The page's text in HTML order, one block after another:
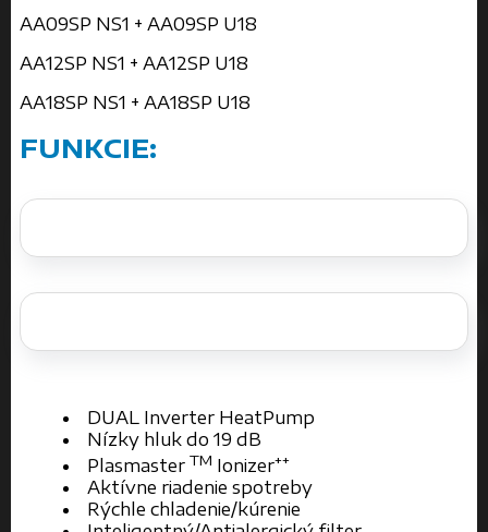
AA09SP NS1 + AA09SP U18
AA12SP NS1 + AA12SP U18
AA18SP NS1 + AA18SP U18
FUNKCIE:
DUAL Inverter HeatPump
Nízky hluk do 19 dB
Plasmaster TM Ionizer++
Aktívne riadenie spotreby
Rýchle chladenie/kúrenie